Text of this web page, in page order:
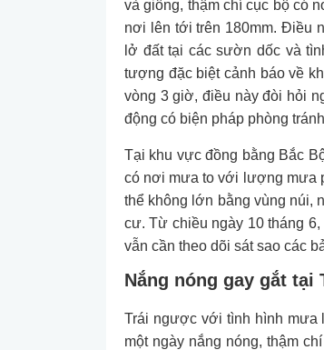
và giông, thậm chí cục bộ có
nơi lên tới trên 180mm. Điều
lở đất tại các sườn dốc và
tượng đặc biệt cảnh báo về
vòng 3 giờ, điều này đòi hỏi
động có biện pháp phòng
Tại khu vực đồng bằng Bắc
có nơi mưa to với lượng mưa
thể không lớn bằng vùng núi,
cư. Từ chiều ngày 10 tháng
vẫn cần theo dõi sát sao các
Nắng nóng gay gắt tại
Trái ngược với tình hình mưa
một ngày nắng nóng, thậm